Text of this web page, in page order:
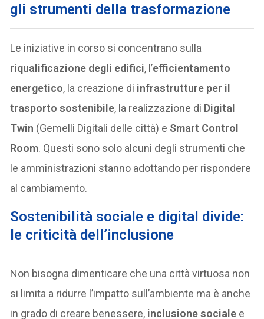
gli strumenti della trasformazione
Le iniziative in corso si concentrano sulla
riqualificazione degli edifici, l’efficientamento
energetico, la creazione di infrastrutture per il
trasporto sostenibile, la realizzazione di Digital
Twin (Gemelli Digitali delle città) e Smart Control
Room. Questi sono solo alcuni degli strumenti che
le amministrazioni stanno adottando per rispondere
al cambiamento.
Sostenibilità sociale e digital divide:
le criticità dell’inclusione
Non bisogna dimenticare che una città virtuosa non
si limita a ridurre l’impatto sull’ambiente ma è anche
in grado di creare benessere, inclusione sociale e